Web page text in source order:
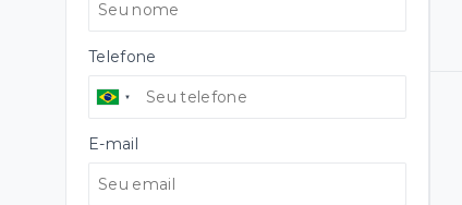
Telefone
E-mail